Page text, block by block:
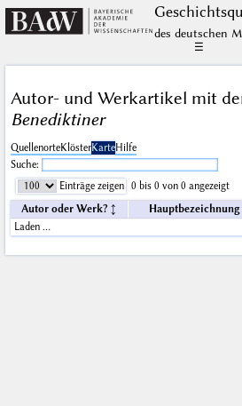
des deutschen
☰
Autor- und Werkartikel mit
Benediktiner
QuellenorteKlösterKarteHilfe
Suche:
Einträge zeigen
0 bis 0 von 0 angezeigt
Autor oder Werk?
Laden …